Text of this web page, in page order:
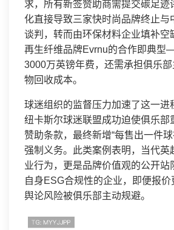
求，所有新签赞助商需提交碳足迹
化直接导致三家快时尚品牌终止与
谈判，转而由环保材料企业填补空
再生纤维品牌Evrnu的合作即典
3000万英镑年费，还需承担俱乐
物回收成本。
球迷组织的监督压力加速了这一进
纽卡斯尔球迷联盟成功迫使俱乐部
赞助条款，最终新增“每售出一件
强制义务。此类案例表明，当代英
业行为，更是品牌价值观的公开站
自身ESG合规性的企业，即便报价
舆论风险被俱乐部主动规避。